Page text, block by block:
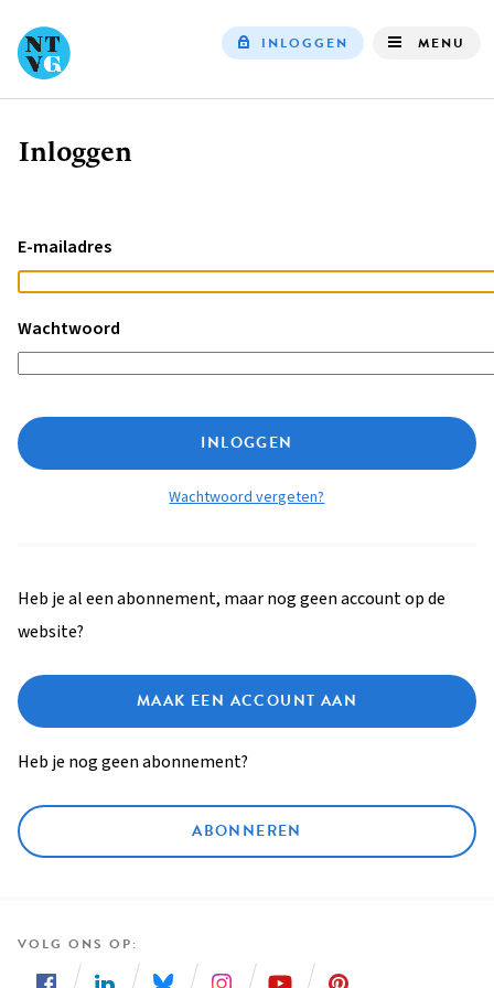
INLOGGEN MENU
Kruimelpad
Inloggen
E-mailadres
Wachtwoord
INLOGGEN
Wachtwoord vergeten?
Heb je al een abonnement, maar nog geen account op de
website?
MAAK EEN ACCOUNT AAN
Heb je nog geen abonnement?
ABONNEREN
VOLG ONS OP